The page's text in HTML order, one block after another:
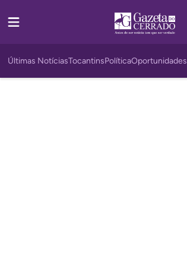
Últimas NotíciasTocantinsPolíticaOportunidades